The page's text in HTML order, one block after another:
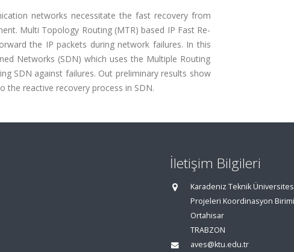
networks necessitate the fast recovery from
Multi Topology Routing (MTR) based IP Fast Re-
the IP packets during network failures. In this
Networks (SDN) which uses the Multiple Routing
SDN against failures. Out preliminary results show
the reactive recovery process in SDN.
İletişim Bilgileri
Karadeniz Teknik
Projeleri Koordinasyon
Ortahisar
TRABZON
aves@ktu.edu.tr